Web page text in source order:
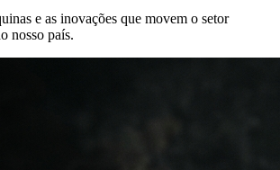
e as inovações que movem o setor
nosso país.